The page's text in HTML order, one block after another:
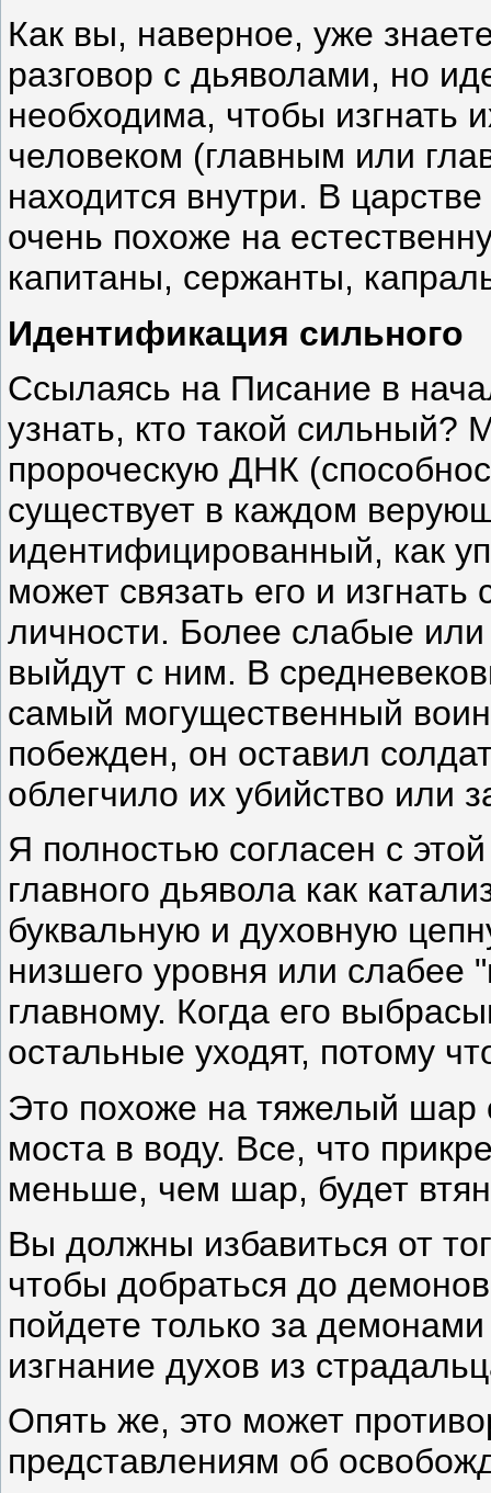
Как вы, наверное, уже
разговор с дьяволами, но
необходима, чтобы изгнать
человеком (главным или
находится внутри. В
очень похоже на
капитаны, сержанты,
Идентификация сильного
Ссылаясь на Писание в
узнать, кто такой
пророческую ДНК
существует в каждом
идентифицированный, как
может связать его и
личности. Более слабые
выйдут с ним. В
самый могущественный
побежден, он оставил
облегчило их убийство или
Я полностью согласен с
главного дьявола как
буквальную и духовную
низшего уровня или слабее
главному. Когда его
остальные уходят, потому
Это похоже на тяжелый шар
моста в воду. Все, что
меньше, чем шар, будет
Вы должны избавиться от
чтобы добраться до
пойдете только за
изгнание духов из
Опять же, это может
представлениям об